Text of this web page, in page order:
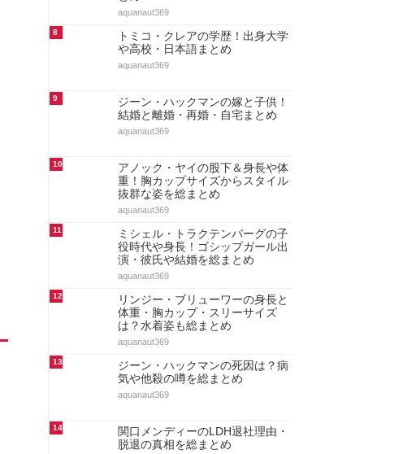
は？父親・母親・兄弟など家族も
aquanaut369
ドーキンズ英里奈の学歴！出身高
aquanaut369
ショーン・キングストンの人気曲
maru._.wanwan
トミコ・クレアはハーフ！本名や
国籍は？父親と母親など家族もま
aquanaut369
トミコ・クレアの学歴！出身大学
や高校・日本語まとめ
ジーン・ハックマンの嫁と子供！
結婚と離婚・再婚・自宅まとめ
アノック・ヤイの股下＆身長や体
aquanaut369